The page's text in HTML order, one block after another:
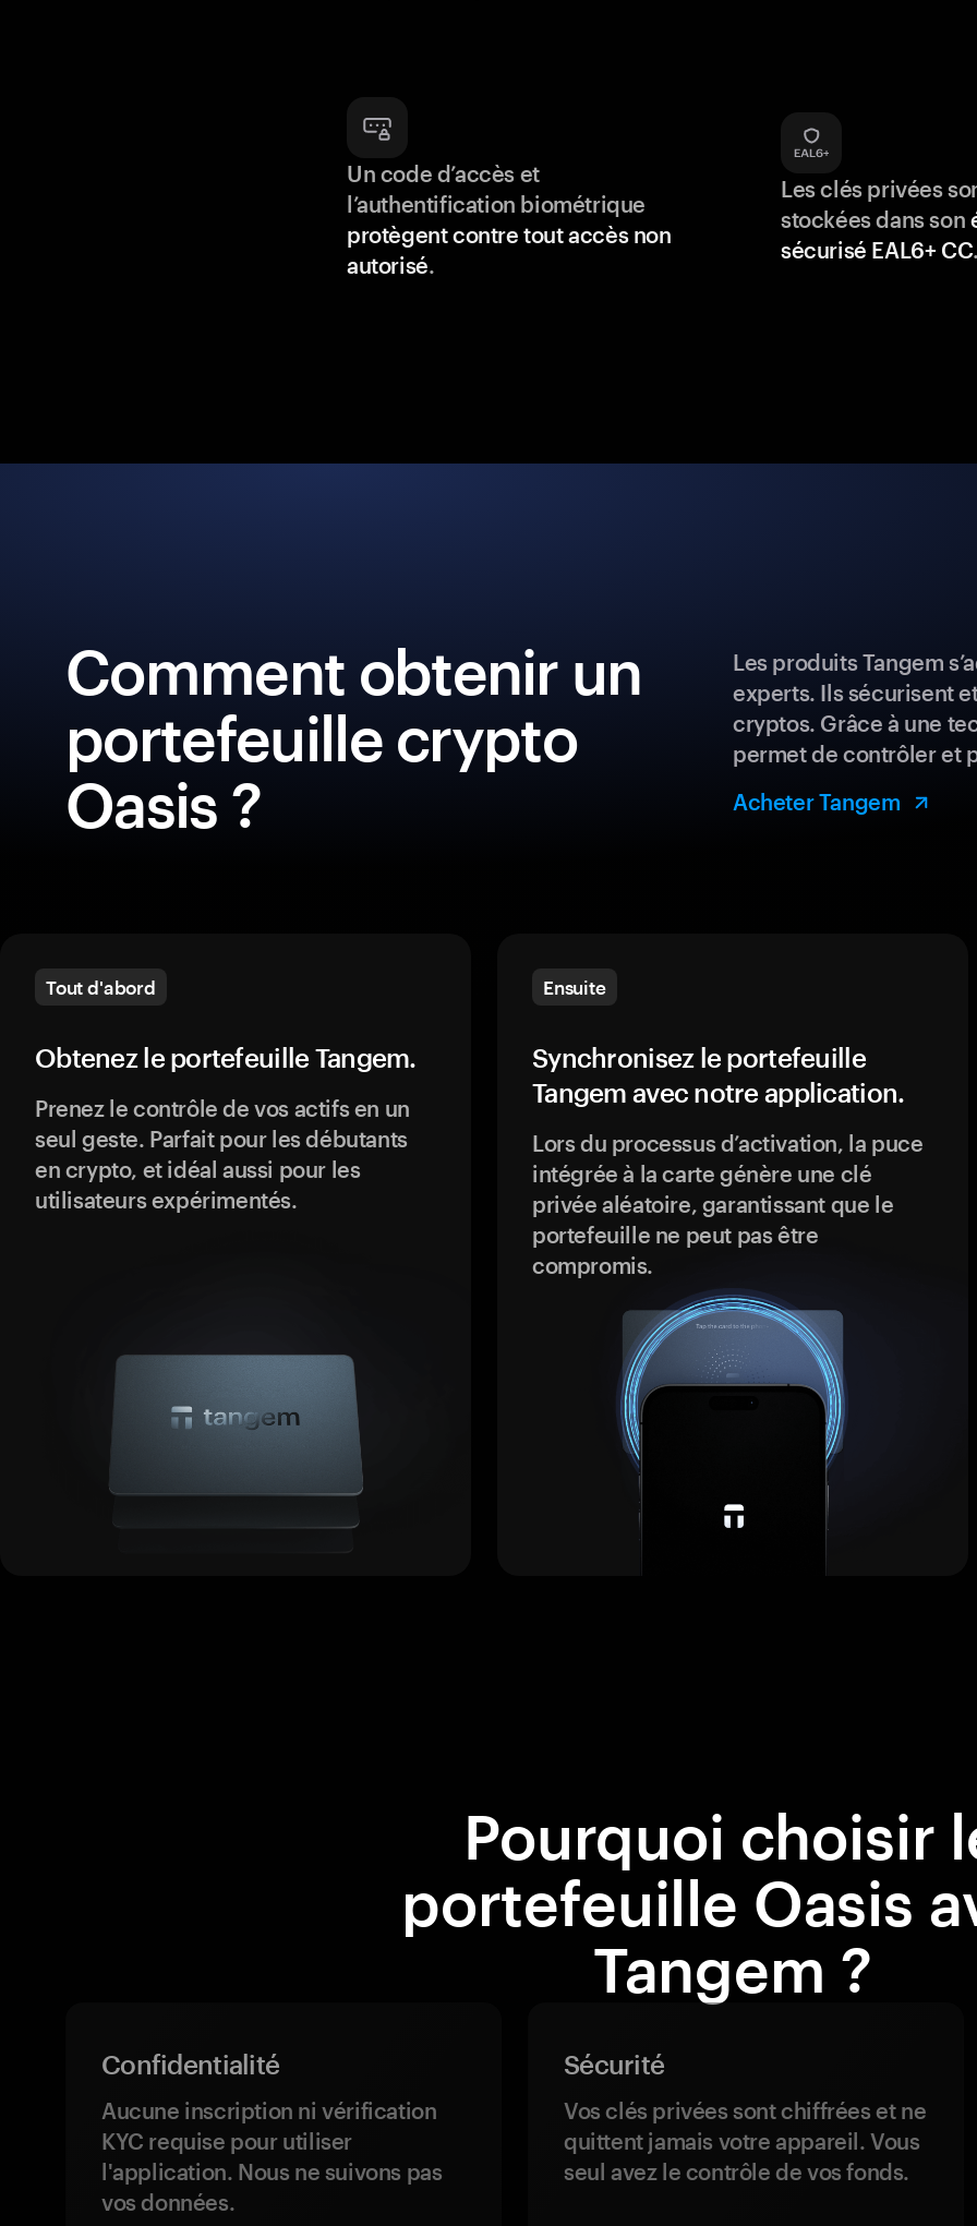
Un code d’accès et
l’authentification biométrique
protègent contre tout accès non
autorisé.
Les clés privées
stockées dans son
sécurisé EAL6+ CC.
Comment obtenir un
portefeuille crypto
Oasis ?
Les produits Tangem
experts. Ils sécurisent
cryptos. Grâce à une
permet de contrôler et
Acheter Tangem
Tout d'abord
Obtenez le portefeuille Tangem.
Prenez le contrôle de vos actifs en un
seul geste. Parfait pour les débutants
en crypto, et idéal aussi pour les
utilisateurs expérimentés.
Ensuite
Synchronisez le portefeuille
Tangem avec notre application.
Lors du processus d’activation, la puce
intégrée à la carte génère une clé
privée aléatoire, garantissant que le
portefeuille ne peut pas être
compromis.
Pourquoi choisir
portefeuille Oasis
Tangem ?
Confidentialité
Aucune inscription ni vérification
KYC requise pour utiliser
l'application. Nous ne suivons pas
vos données.
Sécurité
Vos clés privées sont chiffrées et ne
quittent jamais votre appareil. Vous
seul avez le contrôle de vos fonds.